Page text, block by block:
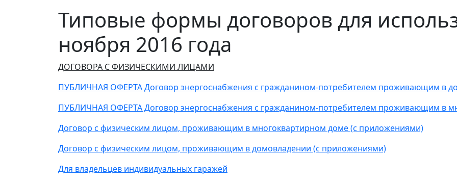
Типовые формы договоров для
ноября 2016 года
ДОГОВОРА С ФИЗИЧЕСКИМИ ЛИЦАМИ
ПУБЛИЧНАЯ ОФЕРТА Договор энергоснабжения с гражданином-потребителем проживающим в
ПУБЛИЧНАЯ ОФЕРТА Договор энергоснабжения с гражданином-потребителем проживающим в
Договор с физическим лицом, проживающим в многоквартирном доме (с приложениями)
Договор с физическим лицом, проживающим в домовладении (с приложениями)
Для владельцев индивидуальных гаражей